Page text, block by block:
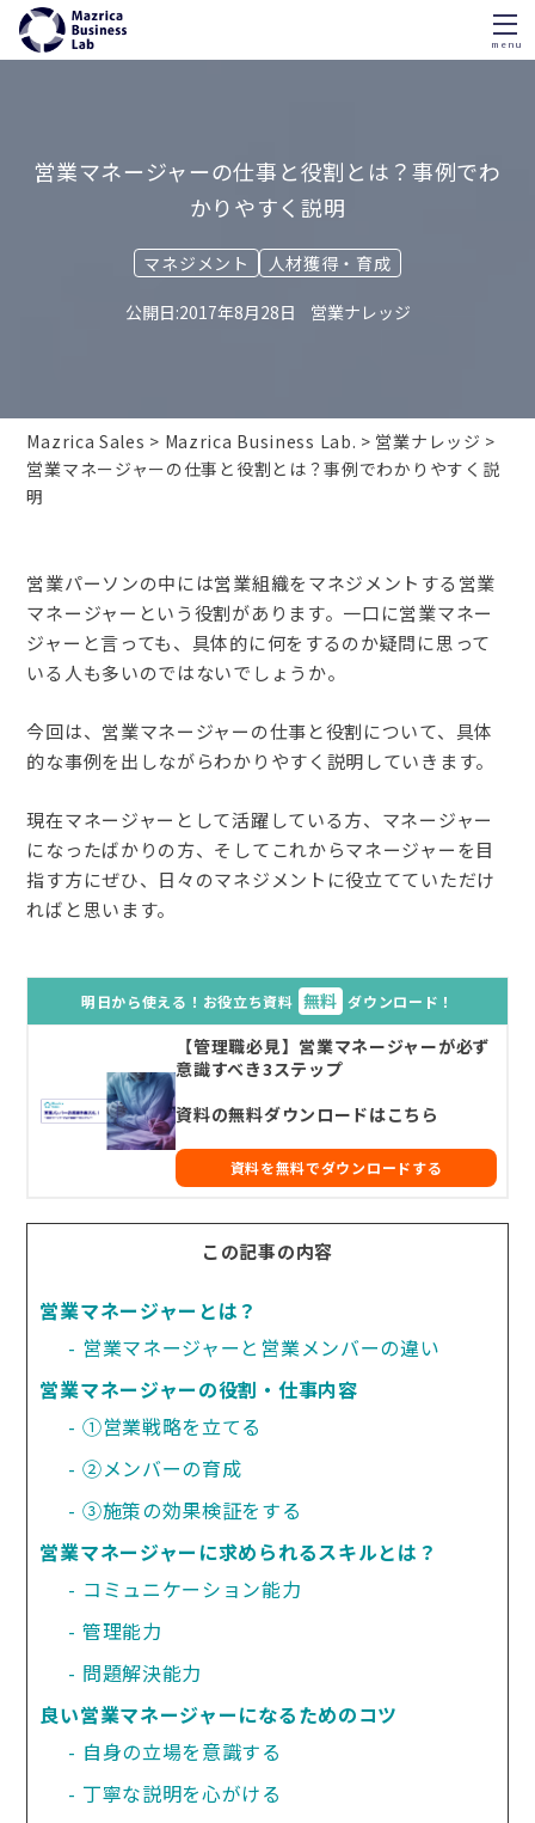
menu
営業マネージャーの仕事と役割とは？事例でわ
かりやすく説明
マネジメント 人材獲得・育成
2017年8月28日 営業ナレッジ
Mazrica Sales Mazrica Business Lab.
営業ナレッジ
営業マネージャーの仕事と役割とは？事例でわかりやすく説
明
営業パーソンの中には営業組織をマネジメントする営業
マネージャーという役割があります。一口に営業マネー
ジャーと言っても、具体的に何をするのか疑問に思って
いる人も多いのではないでしょうか。
今回は、営業マネージャーの仕事と役割について、具体
的な事例を出しながらわかりやすく説明していきます。
現在マネージャーとして活躍している方、マネージャー
になったばかりの方、そしてこれからマネージャーを目
指す方にぜひ、日々のマネジメントに役立てていただけ
ればと思います。
明日から使える！お役立ち資料 無料 ダウンロード！
【管理職必見】営業マネージャーが必ず
意識すべき3ステップ
資料の無料ダウンロードはこちら
資料を無料でダウンロードする
この記事の内容
営業マネージャーとは？
営業マネージャーと営業メンバーの違い
営業マネージャーの役割・仕事内容
①営業戦略を立てる
②メンバーの育成
③施策の効果検証をする
営業マネージャーに求められるスキルとは？
コミュニケーション能力
管理能力
問題解決能力
良い営業マネージャーになるためのコツ
自身の立場を意識する
丁寧な説明を心がける